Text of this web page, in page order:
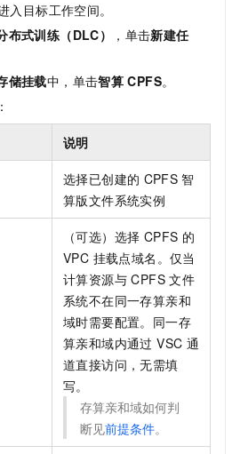
入目标工作空间。
布式训练（DLC） ，单击新建任
储挂载中，单击智算 CPFS。
说明
选择已创建的 CPFS 智
算版文件系统实例
（可选）选择 CPFS 的
VPC 挂载点域名。仅当
计算资源与 CPFS 文件
系统不在同一存算亲和
域时需要配置。同一存
算亲和域内通过 VSC 通
道直接访问，无需填
写。
存算亲和域如何判
断见前提条件。